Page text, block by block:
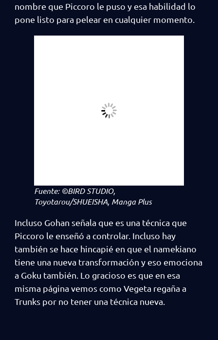
nombre que Piccoro le puso y esa habilidad lo
pone listo para pelear en cualquier momento.
Fuente: ©BIRD STUDIO,
Toyotarou/SHUEISHA, Manga Plus
Incluso Gohan señala que es una técnica que
Piccoro le enseñó a controlar. Incluso hay
también se hace hincapié en que el namekiano
tiene una nueva transformación y eso emociona
a Goku también. Lo gracioso es que en esa
misma página vemos como Vegeta regaña a
Trunks por no tener una técnica nueva.